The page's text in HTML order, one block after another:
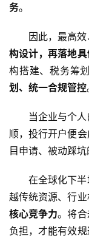
主
跨
境
资
海
司
海
务。
因此，最高
构设计，再落地
构搭建、税务筹
划、统一合规管控
当企业与个
顺，投行开户便会
目申请、被动踩坑
在全球化下半
越传统资源、行
核心竞争力。将
负担，才能有效